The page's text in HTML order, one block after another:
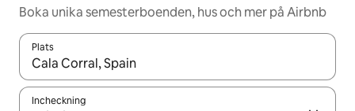
Boka unika semesterboenden, hus och mer på Airbnb
Plats
När resultaten är tillgängliga kan du navigera med upp- och
Incheckning